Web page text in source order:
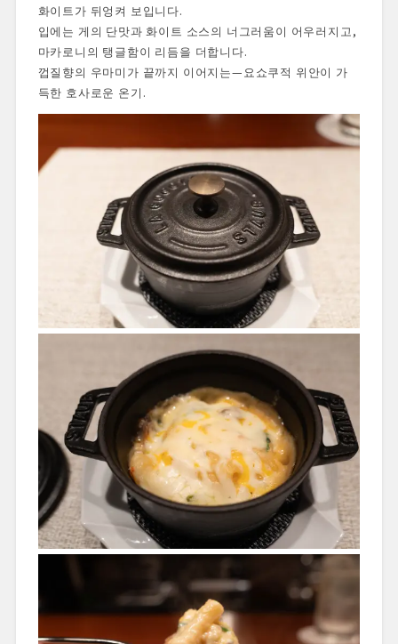
화이트가 뒤엉켜 보입니다.
입에는 게의 단맛과 화이트 소스의 너그러움이 어우러지고,
마카로니의 탱글함이 리듬을 더합니다.
껍질향의 우마미가 끝까지 이어지는—요쇼쿠적 위안이 가
득한 호사로운 온기.